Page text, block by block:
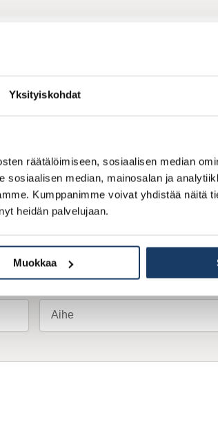
Yksityiskohdat
räätälöimiseen, sosiaalisen median
median, mainosalan ja
Kumppanimme voivat yhdistää näitä
heidän palvelujaan.
Muokkaa
kohteesta
on sinuun yhteydessä.